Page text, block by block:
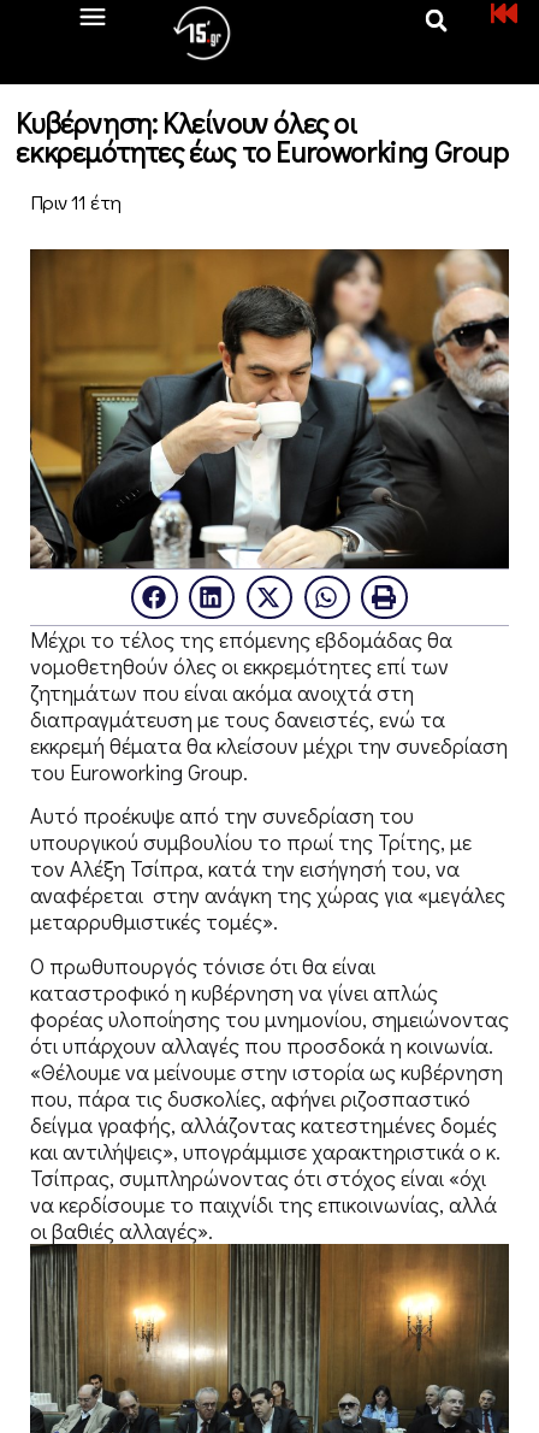
Κυβέρνηση: Κλείνουν όλες οι
εκκρεμότητες έως το Euroworking Group
Πριν 11 έτη
Μέχρι το τέλος της επόμενης εβδομάδας θα
νομοθετηθούν όλες οι εκκρεμότητες επί των
ζητημάτων που είναι ακόμα ανοιχτά στη
διαπραγμάτευση με τους δανειστές, ενώ τα
εκκρεμή θέματα θα κλείσουν μέχρι την συνεδρίαση
του Euroworking Group.
Αυτό προέκυψε από την συνεδρίαση του
υπουργικού συμβουλίου το πρωί της Τρίτης, με
τον Αλέξη Τσίπρα, κατά την εισήγησή του, να
αναφέρεται στην ανάγκη της χώρας για «μεγάλες
μεταρρυθμιστικές τομές».
Ο πρωθυπουργός τόνισε ότι θα είναι
καταστροφικό η κυβέρνηση να γίνει απλώς
φορέας υλοποίησης του μνημονίου, σημειώνοντας
ότι υπάρχουν αλλαγές που προσδοκά η κοινωνία.
«Θέλουμε να μείνουμε στην ιστορία ως κυβέρνηση
που, πάρα τις δυσκολίες, αφήνει ριζοσπαστικό
δείγμα γραφής, αλλάζοντας κατεστημένες δομές
και αντιλήψεις», υπογράμμισε χαρακτηριστικά ο κ.
Τσίπρας, συμπληρώνοντας ότι στόχος είναι «όχι
να κερδίσουμε το παιχνίδι της επικοινωνίας, αλλά
οι βαθιές αλλαγές».